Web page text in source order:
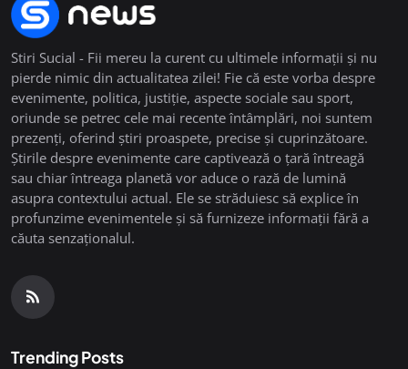
Stiri Sucial - Fii mereu la curent cu ultimele informații și nu
pierde nimic din actualitatea zilei! Fie că este vorba despre
evenimente, politica, justiție, aspecte sociale sau sport,
oriunde se petrec cele mai recente întâmplări, noi suntem
prezenți, oferind știri proaspete, precise și cuprinzătoare.
Știrile despre evenimente care captivează o țară întreagă
sau chiar întreaga planetă vor aduce o rază de lumină
asupra contextului actual. Ele se străduiesc să explice în
profunzime evenimentele și să furnizeze informații fără a
căuta senzaționalul.
Trending Posts